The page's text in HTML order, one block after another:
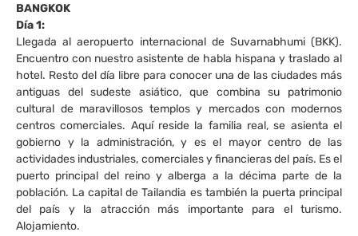
BANGKOK
Día 1:
Llegada al aeropuerto internacional de Suvarnabhumi (BKK).
Encuentro con nuestro asistente de habla hispana y traslado al
hotel. Resto del día libre para conocer una de las ciudades más
antiguas del sudeste asiático, que combina su patrimonio
cultural de maravillosos templos y mercados con modernos
centros comerciales. Aquí reside la familia real, se asienta el
gobierno y la administración, y es el mayor centro de las
actividades industriales, comerciales y financieras del país. Es el
puerto principal del reino y alberga a la décima parte de la
población. La capital de Tailandia es también la puerta principal
del país y la atracción más importante para el turismo.
Alojamiento.